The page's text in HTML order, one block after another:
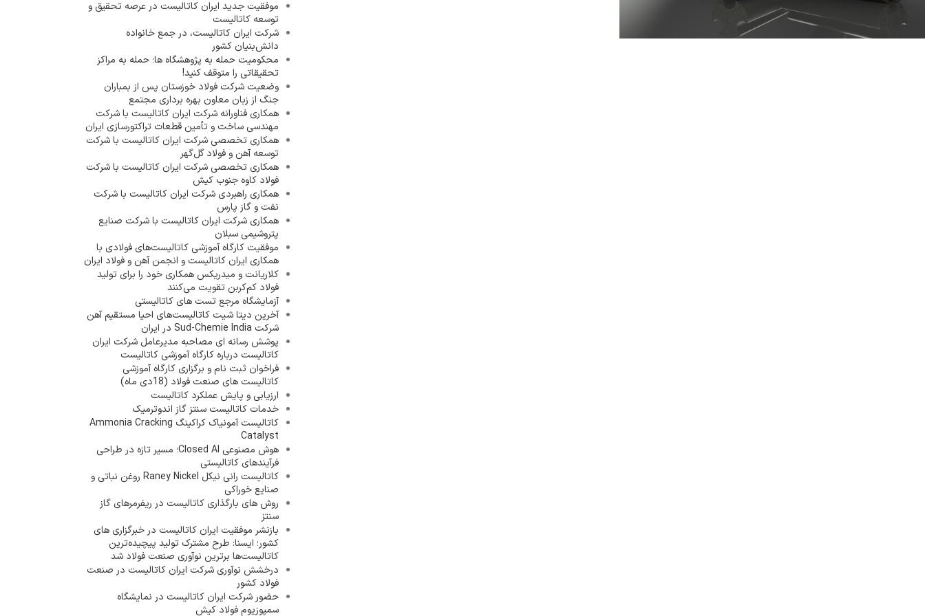
موفقیت جدید ایران کاتالیست در عرصه تحقیق و
توسعه کاتالیست
شرکت ایران کاتالیست، در جمع خانواده
دانش‌بنیان کشور
محکومیت حمله به پژوهشگاه ها؛ حمله به مراکز
تحقیقاتی را متوقف کنید!
وضعیت شرکت فولاد خوزستان پس از بمباران
جنگ از زبان معاون بهره برداری مجتمع
همکاری فناورانه شرکت ایران کاتالیست با شرکت
مهندسی ساخت و تأمین قطعات تراکتورسازی ایران
همکاری تخصصی شرکت ایران کاتالیست با شرکت
توسعه آهن و فولاد گل‌گهر
همکاری تخصصی شرکت ایران کاتالیست با شرکت
فولاد کاوه جنوب کیش
همکاری راهبردی شرکت ایران کاتالیست با شرکت
نفت و گاز پارس
همکاری شرکت ایران کاتالیست با شرکت صنایع
پتروشیمی سبلان
موفقیت کارگاه آموزشی کاتالیست‌های فولادی با
همکاری ایران کاتالیست و انجمن آهن و فولاد ایران
کلاریانت و میدریکس همکاری خود را برای تولید
فولاد کم‌کربن تقویت می‌کنند
آزمایشگاه مرجع تست های کاتالیستی
آخرین دیتا شیت کاتالیست‌های احیا مستقیم آهن
شرکت Sud-Chemie India در ایران
پوشش رسانه ای مصاحبه مدیرعامل شرکت ایران
کاتالیست درباره کارگاه آموزشی کاتالیست
فراخوان ثبت نام و برگزاری کارگاه آموزشی
کاتالیست های صنعت فولاد (18دی ماه)
ارزیابی و پایش عملکرد کاتالیست
خدمات کاتالیست سنتز گاز اندوترمیک
کاتالیست آمونیاک کراکینگ Ammonia Cracking
Catalyst
هوش مصنوعی Closed AI؛ مسیر تازه در طراحی
فرآیندهای کاتالیستی
کاتالیست رانی نیکل Raney Nickel روغن نباتی و
صنایع خوراکی
روش های بارگذاری کاتالیست در ریفرمرهای گاز
سنتز
بازنشر موفقیت ایران کاتالیست در خبرگزاری های
کشور؛ ایسنا: طرح مشترک تولید پیچیده‌ترین
کاتالیست‌ها برترین نوآوری صنعت فولاد شد
درخشش نوآوری شرکت ایران کاتالیست در صنعت
فولاد کشور
حضور شرکت ایران کاتالیست در نمایشگاه
سمپوزیوم فولاد کیش